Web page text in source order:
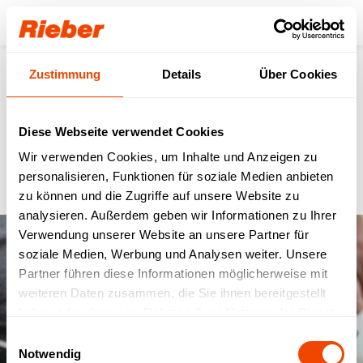
Zustimmung Details Über Cookies
Diese Webseite verwendet Cookies
Wir verwenden Cookies, um Inhalte und Anzeigen zu
personalisieren, Funktionen für soziale Medien anbieten
zu können und die Zugriffe auf unsere Website zu
analysieren. Außerdem geben wir Informationen zu Ihrer
Verwendung unserer Website an unsere Partner für
soziale Medien, Werbung und Analysen weiter. Unsere
Partner führen diese Informationen möglicherweise mit
weiteren Daten zusammen, die Sie ihnen bereitgestellt
Einwilligungsauswahl
Notwendig
Login
Senioren- & Pflegeheime
Die vielfältigen Systemlösungen für Senioren- & Pflegeheime, damit
der Speisenplan flexibel und bedürfnisgerecht, mit höchsten
Standards in Sachen Sicherheit, Hygiene und Speisenqualität
erstellt werden kann.